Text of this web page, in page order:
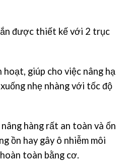
được thiết kế với 2 trục
hoạt, giúp cho việc nâng hạ
nhẹ nhàng với tốc độ
hàng rất an toàn và ổn
ồn hay gây ô nhiễm môi
toàn bằng cơ.